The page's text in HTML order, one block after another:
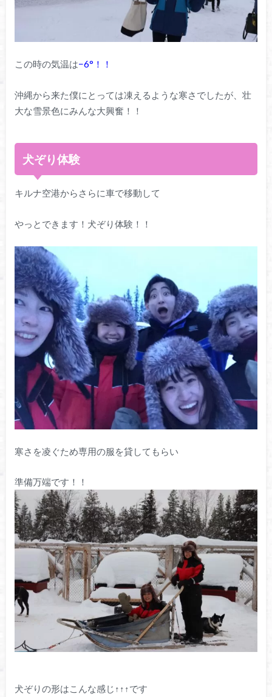
この時の気温は−6°！！
沖縄から来た僕にとっては凍えるような寒さでしたが、壮
大な雪景色にみんな大興奮！！
犬ぞり体験
キルナ空港からさらに車で移動して
やっとできます！犬ぞり体験！！
寒さを凌ぐため専用の服を貸してもらい
準備万端です！！
犬ぞりの形はこんな感じ↑↑↑です